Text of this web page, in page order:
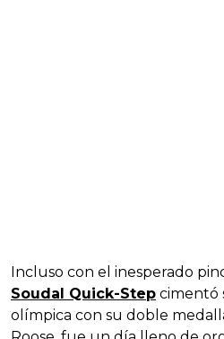
Incluso con el inesperado
Soudal Quick-Step cimentó
olímpica con su doble